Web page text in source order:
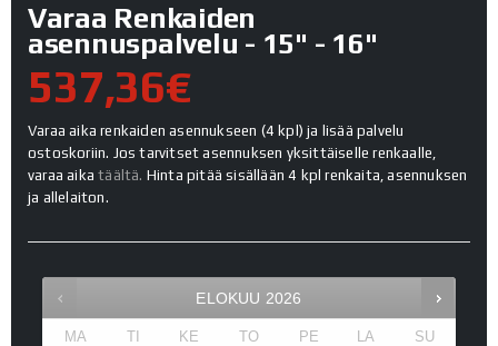
Varaa Renkaiden
asennuspalvelu - 15" - 16"
537,36€
Varaa aika renkaiden asennukseen (4 kpl) ja lisää palvelu
ostoskoriin. Jos tarvitset asennuksen yksittäiselle renkaalle,
varaa aikatäältä. Hinta pitää sisällään 4 kpl renkaita, asennuksen
ja allelaiton.
ELOKUU 2026
MA TI KE TO PE LA SU